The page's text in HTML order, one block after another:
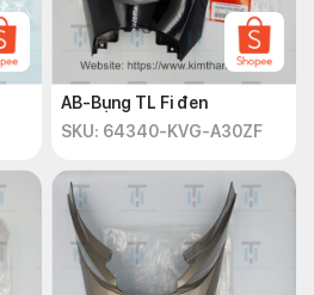
AB-Bụng TL Fi đen
SKU: 64340-KVG-A30ZF